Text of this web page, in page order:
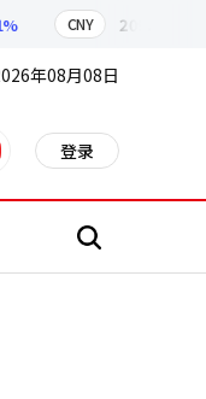
CNY 209.17
年08月08日
登录
搜